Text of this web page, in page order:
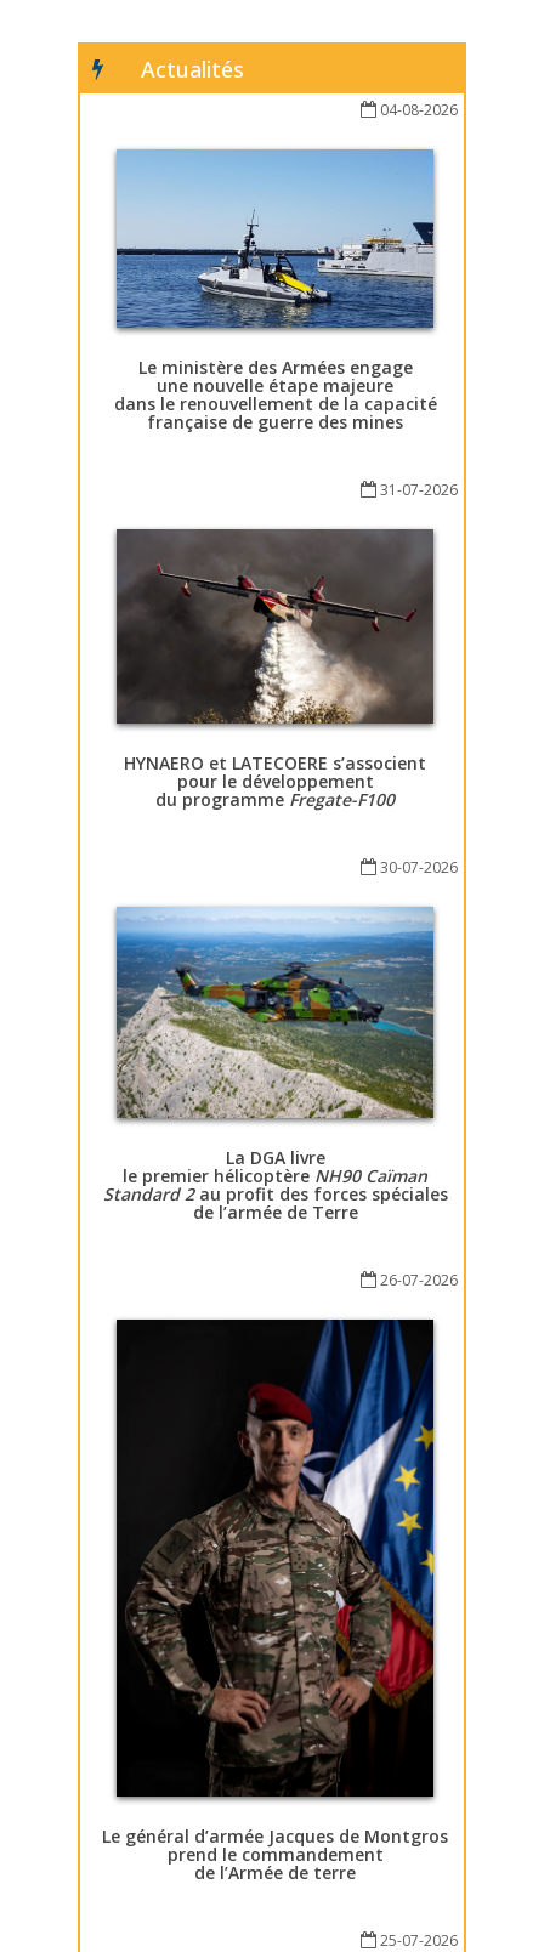
Actualités
04-08-2026
Le ministère des Armées engage
une nouvelle étape majeure
dans le renouvellement de la capacité
française de guerre des mines
31-07-2026
HYNAERO et LATECOERE s’associent
pour le développement
du programme Fregate-F100
30-07-2026
La DGA livre
le premier hélicoptère NH90 Caïman
Standard 2au profit des forces spéciales
de l’armée de Terre
26-07-2026
Le général d’armée Jacques de Montgros
prend le commandement
de l’Armée de terre
25-07-2026